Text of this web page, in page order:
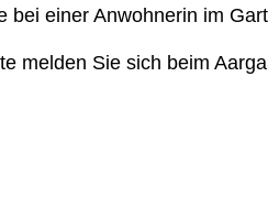
einer Anwohnerin im
melden Sie sich beim